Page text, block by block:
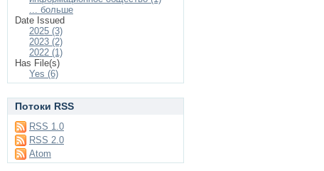
... больше
Date Issued
2025 (3)
2023 (2)
2022 (1)
Has File(s)
Yes (6)
Потоки RSS
RSS 1.0
RSS 2.0
Atom